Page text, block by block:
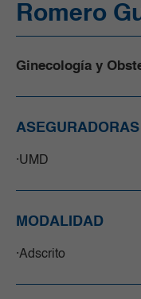
Romero
Ginecología y
ASEGURADORAS
UMD
MODALIDAD
Adscrito